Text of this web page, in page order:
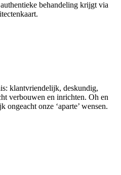
behandeling krijgt via
klantvriendelijk, deskundig,
verbouwen en inrichten. Oh en
onze ‘aparte’ wensen.